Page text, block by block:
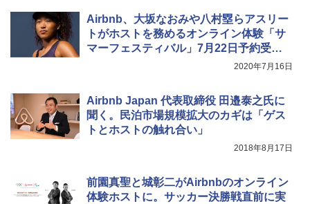
Airbnb、大坂なおみや八村塁らアスリー
トがホストを務めるオンライン体験「サ
マーフェスティバル」7月22日予約受付
2020年7月16日
Airbnb Japan 代表取締役 田邉泰之氏に
聞く。民泊市場規模拡大のカギは「ゲス
トとホストの触れ合い」
2018年8月17日
前園真聖と城彰二がAirbnbのオンライン
体験ホストに。サッカー決勝戦直前に実